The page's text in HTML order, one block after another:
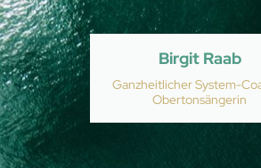
Birgit Raab
Ganzheitlicher System-
Obertonsängerin